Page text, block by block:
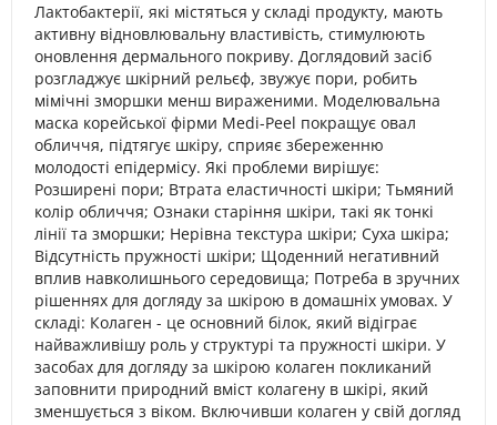
Лактобактерії, які містяться у складі продукту, мають
активну відновлювальну властивість, стимулюють
оновлення дермального покриву. Доглядовий засіб
розгладжує шкірний рельєф, звужує пори, робить
мімічні зморшки менш вираженими. Моделювальна
маска корейської фірми Medi-Peel покращує овал
обличчя, підтягує шкіру, сприяє збереженню
молодості епідермісу. Які проблеми вирішує:
Розширені пори; Втрата еластичності шкіри; Тьмяний
колір обличчя; Ознаки старіння шкіри, такі як тонкі
лінії та зморшки; Нерівна текстура шкіри; Суха шкіра;
Відсутність пружності шкіри; Щоденний негативний
вплив навколишнього середовища; Потреба в зручних
рішеннях для догляду за шкірою в домашніх умовах. У
складі: Колаген - це основний білок, який відіграє
найважливішу роль у структурі та пружності шкіри. У
засобах для догляду за шкірою колаген покликаний
заповнити природний вміст колагену в шкірі, який
зменшується з віком. Включивши колаген у свій догляд